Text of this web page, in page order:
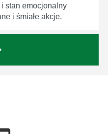
i stan emocjonalny
i śmiałe akcje.